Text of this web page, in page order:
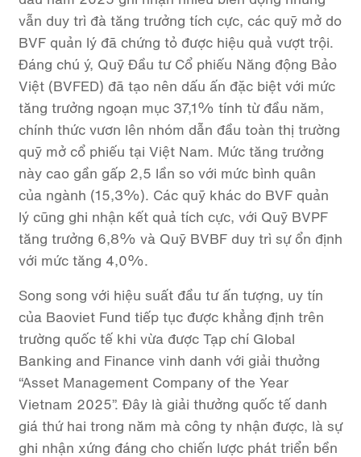
vẫn duy trì đà tăng trưởng tích cực, các quỹ mở do
BVF quản lý đã chứng tỏ được hiệu quả vượt trội.
Đáng chú ý, Quỹ Đầu tư Cổ phiếu Năng động Bảo
Việt (BVFED) đã tạo nên dấu ấn đặc biệt với mức
tăng trưởng ngoạn mục 37,1% tính từ đầu năm,
chính thức vươn lên nhóm dẫn đầu toàn thị trường
quỹ mở cổ phiếu tại Việt Nam. Mức tăng trưởng
này cao gần gấp 2,5 lần so với mức bình quân
của ngành (15,3%). Các quỹ khác do BVF quản
lý cũng ghi nhận kết quả tích cực, với Quỹ BVPF
tăng trưởng 6,8% và Quỹ BVBF duy trì sự ổn định
với mức tăng 4,0%.
Song song với hiệu suất đầu tư ấn tượng, uy tín
của Baoviet Fund tiếp tục được khẳng định trên
trường quốc tế khi vừa được Tạp chí Global
Banking and Finance vinh danh với giải thưởng
“Asset Management Company of the Year
Vietnam 2025”. Đây là giải thưởng quốc tế danh
giá thứ hai trong năm mà công ty nhận được, là sự
ghi nhận xứng đáng cho chiến lược phát triển bền